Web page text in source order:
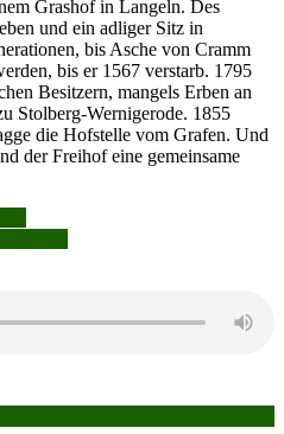
Grashof in Langeln. Des
und ein adliger Sitz in
bis Asche von Cramm
bis er 1567 verstarb. 1795
Besitzern, mangels Erben an
Stolberg-Wernigerode. 1855
die Hofstelle vom Grafen. Und
der Freihof eine gemeinsame